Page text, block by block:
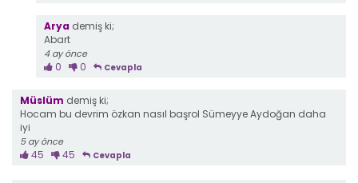
Arya demiş ki;
Abart
4 ay önce
0 0 Cevapla
Müslüm demiş ki;
Hocam bu devrim özkan nasıl başrol Sümeyye Aydoğan daha
iyi
5 ay önce
45 45 Cevapla